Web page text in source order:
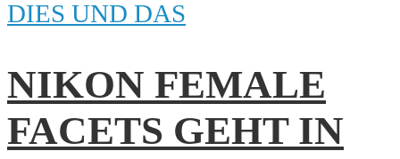
DIES UND DAS
NIKON FEMALE
FACETS GEHT IN